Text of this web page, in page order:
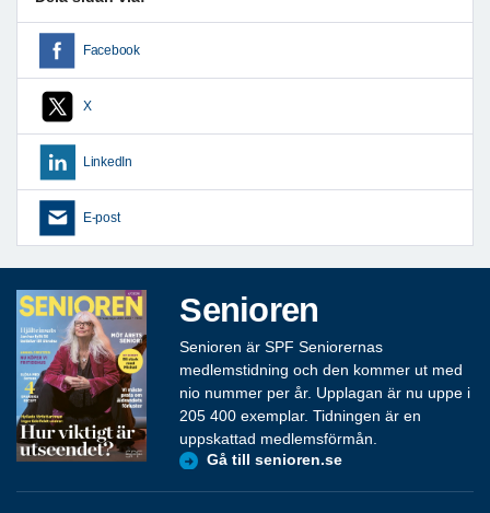
Facebook
X
LinkedIn
E-post
Senioren
Senioren är SPF Seniorernas
medlemstidning och den kommer ut med
nio nummer per år. Upplagan är nu uppe i
205 400 exemplar. Tidningen är en
uppskattad medlemsförmån.
Gå till senioren.se